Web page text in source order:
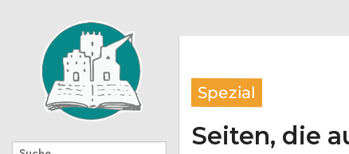
Spezial
Seiten, die